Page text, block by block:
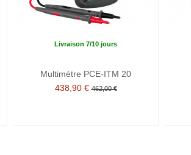
Livraison 7/10 jours
Multimètre PCE-ITM 20
438,90 € 462,00 €